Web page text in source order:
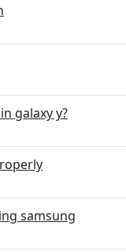
galaxy y?
samsung